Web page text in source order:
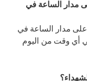
مدار الساعة في
على مدار الساعة في
في أي وقت من اليوم